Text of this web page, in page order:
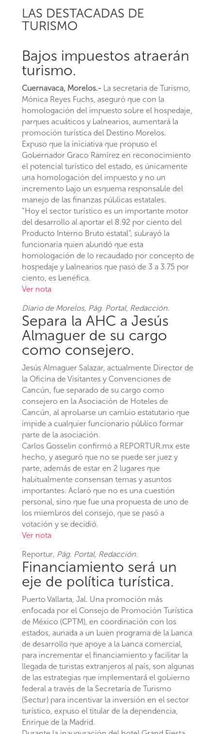
LAS DESTACADAS DE
TURISMO
Bajos impuestos atraerán
turismo.
Cuernavaca, Morelos.- La secretaria de Turismo,
Mónica Reyes Fuchs, aseguró que con la
homologación del impuesto sobre el hospedaje,
parques acuáticos y balnearios, aumentará la
promoción turística del Destino Morelos.
Expuso que la iniciativa que propuso el
Gobernador Graco Ramírez en reconocimiento
el potencial turístico del estado, es únicamente
una homologación del impuesto y no un
incremento bajo un esquema responsable del
manejo de las finanzas públicas estatales.
“Hoy el sector turístico es un importante motor
del desarrollo al aportar el 8.92 por ciento del
Producto Interno Bruto estatal”, subrayó la
funcionaria quien abundó que esta
homologación de lo recaudado por concepto de
hospedaje y balnearios que pasó de 3 a 3.75 por
ciento, es benéfica.
Ver nota
Diario de Morelos, Pág. Portal, Redacción.
Separa la AHC a Jesús
Almaguer de su cargo
como consejero.
Jesús Almaguer Salazar, actualmente Director de
la Oficina de Visitantes y Convenciones de
Cancún, fue separado de su cargo como
consejero en la Asociación de Hoteles de
Cancún, al aprobarse un cambio estatutario que
impide a cualquier funcionario público formar
parte de la asociación.
Carlos Gosselin confirmó a REPORTUR.mx este
hecho, y aseguró que no se puede ser juez y
parte, además de estar en 2 lugares que
habitualmente consensan temas y asuntos
importantes. Aclaró que no es una cuestión
personal, sino que fue una propuesta de uno de
los miembros del consejo, que se pasó a
votación y se decidió.
Ver nota
Reportur, Pág. Portal, Redacción.
Financiamiento será un
eje de política turística.
Puerto Vallarta, Jal. Una promoción más
enfocada por el Consejo de Promoción Turística
de México (CPTM), en coordinación con los
estados, aunada a un buen programa de la banca
de desarrollo que apoye a la banca comercial,
para incrementar el financiamiento y facilitar la
llegada de turistas extranjeros al país, son algunas
de las estrategias que implementará el gobierno
federal a través de la Secretaría de Turismo
(Sectur) para incentivar la inversión en el sector
turístico, expuso el titular de la dependencia,
Enrique de la Madrid.